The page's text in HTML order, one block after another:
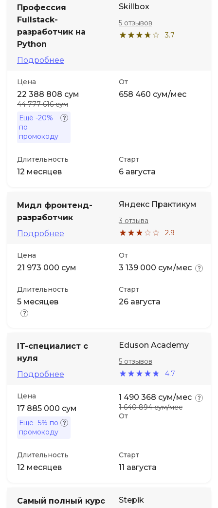
Профессия
Fullstack-
разработчик на
Python
Подробнее
Skillbox
3.7
5 отзывов
Цена
22 388 808 сум
44 777 616 сум
Ещё -20%
по
промокоду
От
658 460 сум/мес
Длительность
12 месяцев
Старт
6 августа
Мидл фронтенд-
разработчик
Подробнее
Яндекс Практикум
2.9
3 отзыва
Цена
21 973 000 сум
От
3 139 000 сум/мес
Длительность
5 месяцев
Старт
26 августа
IT-специалист с
нуля
Подробнее
Eduson Academy
4.7
5 отзывов
Цена
17 885 000 сум
Ещё -5% по
промокоду
От
1 490 368 сум/мес
1 640 894 сум/мес
Длительность
12 месяцев
Старт
11 августа
Самый полный курс
Stepik